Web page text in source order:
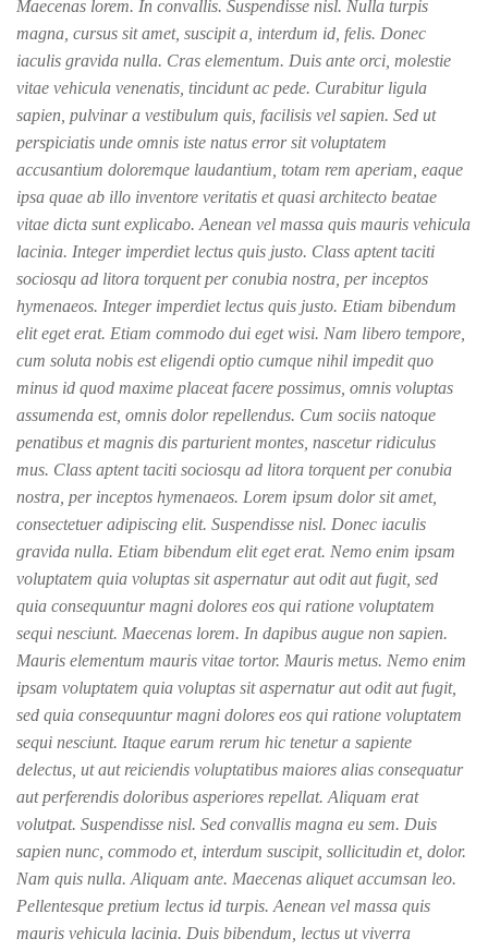
Maecenas lorem. In convallis. Suspendisse nisl. Nulla turpis
magna, cursus sit amet, suscipit a, interdum id, felis. Donec
iaculis gravida nulla. Cras elementum. Duis ante orci, molestie
vitae vehicula venenatis, tincidunt ac pede. Curabitur ligula
sapien, pulvinar a vestibulum quis, facilisis vel sapien. Sed ut
perspiciatis unde omnis iste natus error sit voluptatem
accusantium doloremque laudantium, totam rem aperiam, eaque
ipsa quae ab illo inventore veritatis et quasi architecto beatae
vitae dicta sunt explicabo. Aenean vel massa quis mauris vehicula
lacinia. Integer imperdiet lectus quis justo. Class aptent taciti
sociosqu ad litora torquent per conubia nostra, per inceptos
hymenaeos. Integer imperdiet lectus quis justo. Etiam bibendum
elit eget erat. Etiam commodo dui eget wisi. Nam libero tempore,
cum soluta nobis est eligendi optio cumque nihil impedit quo
minus id quod maxime placeat facere possimus, omnis voluptas
assumenda est, omnis dolor repellendus. Cum sociis natoque
penatibus et magnis dis parturient montes, nascetur ridiculus
mus. Class aptent taciti sociosqu ad litora torquent per conubia
nostra, per inceptos hymenaeos. Lorem ipsum dolor sit amet,
consectetuer adipiscing elit. Suspendisse nisl. Donec iaculis
gravida nulla. Etiam bibendum elit eget erat. Nemo enim ipsam
voluptatem quia voluptas sit aspernatur aut odit aut fugit, sed
quia consequuntur magni dolores eos qui ratione voluptatem
sequi nesciunt. Maecenas lorem. In dapibus augue non sapien.
Mauris elementum mauris vitae tortor. Mauris metus. Nemo enim
ipsam voluptatem quia voluptas sit aspernatur aut odit aut fugit,
sed quia consequuntur magni dolores eos qui ratione voluptatem
sequi nesciunt. Itaque earum rerum hic tenetur a sapiente
delectus, ut aut reiciendis voluptatibus maiores alias consequatur
aut perferendis doloribus asperiores repellat. Aliquam erat
volutpat. Suspendisse nisl. Sed convallis magna eu sem. Duis
sapien nunc, commodo et, interdum suscipit, sollicitudin et, dolor.
Nam quis nulla. Aliquam ante. Maecenas aliquet accumsan leo.
Pellentesque pretium lectus id turpis. Aenean vel massa quis
mauris vehicula lacinia. Duis bibendum, lectus ut viverra